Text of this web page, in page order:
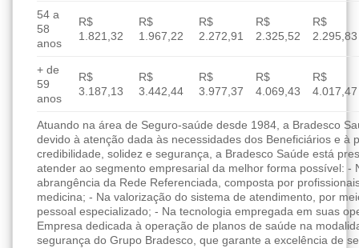
54 a
58
anos
R$
1.821,32
R$
1.967,22
R$
2.272,91
R$
2.325,52
R$
2.295,83
+ de
59
anos
R$
3.187,13
R$
3.442,44
R$
3.977,37
R$
4.069,43
R$
4.017,47
Atuando na área de Seguro-saúde desde 1984, a Bradesco
devido à atenção dada às necessidades dos Beneficiários e
credibilidade, solidez e segurança, a Bradesco Saúde está
atender ao segmento empresarial da melhor forma possível:
abrangência da Rede Referenciada, composta por
medicina; - Na valorização do sistema de atendimento, por
pessoal especializado; - Na tecnologia empregada em suas
Empresa dedicada à operação de planos de saúde na
segurança do Grupo Bradesco, que garante a excelência de